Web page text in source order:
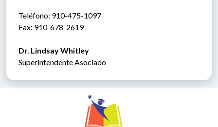
Teléfono: 910-475-1097
Fax: 910-678-2619
Dr. Lindsay Whitley
Superintendente Asociado